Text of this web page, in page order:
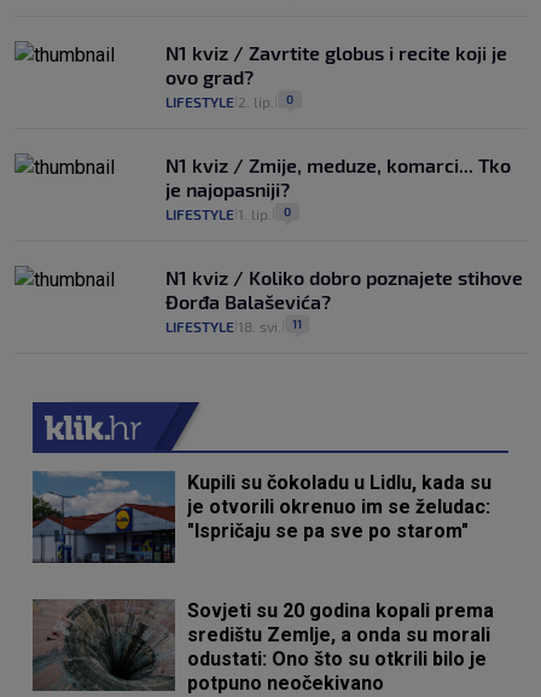
N1 kviz / Zavrtite globus i recite koji je
ovo grad?
LIFESTYLE 2. lip. 0
N1 kviz / Zmije, meduze, komarci... Tko
je najopasniji?
LIFESTYLE 1. lip. 0
N1 kviz / Koliko dobro poznajete stihove
Đorđa Balaševića?
LIFESTYLE 18. svi. 11
Kupili su čokoladu u Lidlu, kada su
je otvorili okrenuo im se želudac:
"Ispričaju se pa sve po starom"
Sovjeti su 20 godina kopali prema
središtu Zemlje, a onda su morali
odustati: Ono što su otkrili bilo je
potpuno neočekivano